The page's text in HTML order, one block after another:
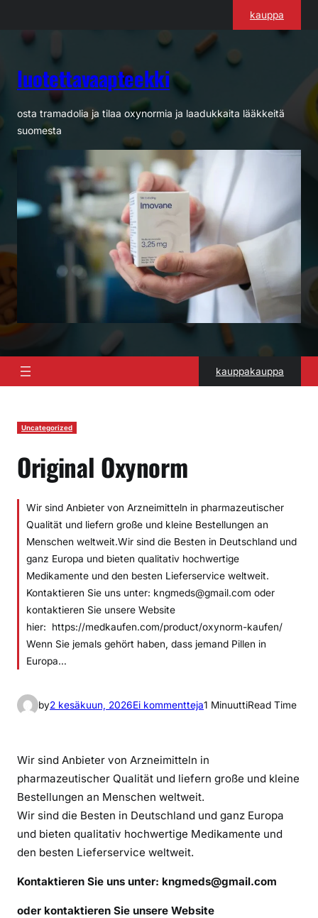
kauppa
luotettavaapteekki
osta tramadolia ja tilaa oxynormia ja laadukkaita lääkkeitä
suomesta
kauppakauppa
Uncategorized
Original Oxynorm
Wir sind Anbieter von Arzneimitteln in pharmazeutischer
Qualität und liefern große und kleine Bestellungen an
Menschen weltweit.Wir sind die Besten in Deutschland und
ganz Europa und bieten qualitativ hochwertige
Medikamente und den besten Lieferservice weltweit.
Kontaktieren Sie uns unter: kngmeds@gmail.com oder
kontaktieren Sie unsere Website
hier: https://medkaufen.com/product/oxynorm-kaufen/
Wenn Sie jemals gehört haben, dass jemand Pillen in
Europa…
by2 kesäkuun, 2026Ei kommenttejaa
i
i
r
1 MinuuttiRead Time
Wir sind Anbieter von Arzneimitteln in
pharmazeutischer Qualität und liefern große und kleine
Bestellungen an Menschen weltweit.
Wir sind die Besten in Deutschland und ganz Europa
und bieten qualitativ hochwertige Medikamente und
den besten Lieferservice weltweit.
Kontaktieren Sie uns unter: kngmeds@gmail.com
oder kontaktieren Sie unsere Website